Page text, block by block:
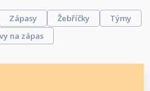
Zápasy Žebříčky
Týmy
na zápas